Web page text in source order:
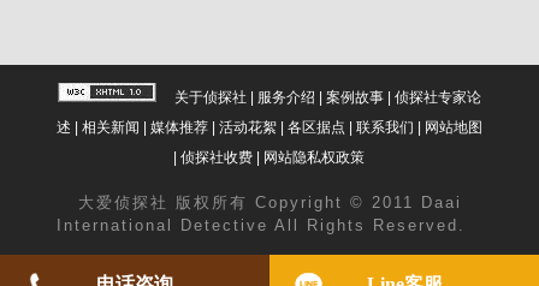
关于侦探社 | 服务介绍 | 案例故事| 侦探社专家论
述 | 相关新闻 | 媒体推荐| 活动花絮| 各区据点 | 联系我们 | 网站地图
|侦探社收费 | 网站隐私权政策
大爱 侦探社
版权所有 Copyright © 2011 Daai
International Detective All Rights Reserved.